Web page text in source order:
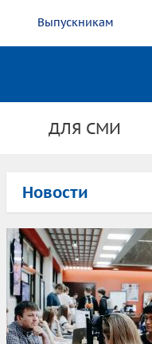
Выпускникам
ДЛЯ СМИ
Новости